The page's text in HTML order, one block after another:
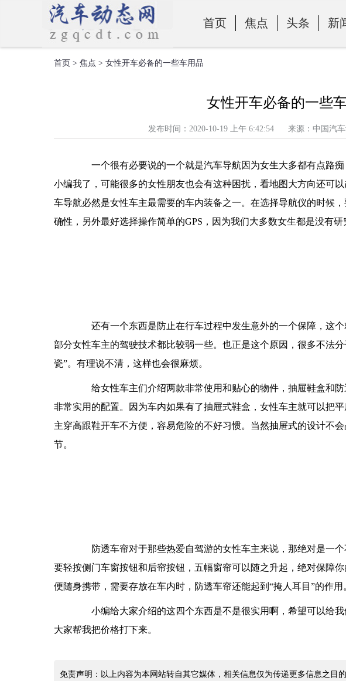
首页 焦点 头条 新
首页 > 焦点 > 女性开车必备的一些车用品
女性开车必备的一些
发布时间：2020-10-19 上午 6:42:54 来源：中国
一个很有必要说的一个就是汽车导航因为女生大多都有点路痴
小编我了，可能很多的女性朋友也会有这种困扰，看地图大方向还可
车导航必然是女性车主最需要的车内装备之一。在选择导航仪的时候
确性，另外最好选择操作简单的GPS，因为我们大多数女生都是没有
还有一个东西是防止在行车过程中发生意外的一个保障，这个
部分女性车主的驾驶技术都比较弱一些。也正是这个原因，很多不法
瓷”。有理说不清，这样也会很麻烦。
给女性车主们介绍两款非常使用和贴心的物件，抽屉鞋盒和防
非常实用的配置。因为车内如果有了抽屉式鞋盒，女性车主就可以把
主穿高跟鞋开车不方便，容易危险的不好习惯。当然抽屉式的设计不
节。
防透车帘对于那些热爱自驾游的女性车主来说，那绝对是一个
要轻按侧门车窗按钮和后帘按钮，五幅窗帘可以随之升起，绝对保障
便随身携带，需要存放在车内时，防透车帘还能起到“掩人耳目”的作用
小编给大家介绍的这四个东西是不是很实用啊，希望可以给我
大家帮我把价格打下来。
免责声明：以上内容为本网站转自其它媒体，相关信息仅为传递更多信息之目